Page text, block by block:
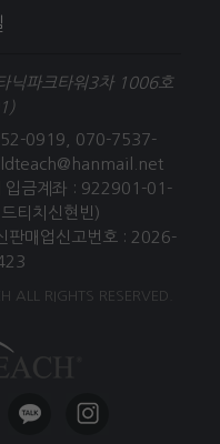
닉파크타워3차 1006호
0919, 070-7537-
금계좌 : 922901-01-
티치신현빈)
매업신고번호 : 2026-
RIGHTS RESERVED.